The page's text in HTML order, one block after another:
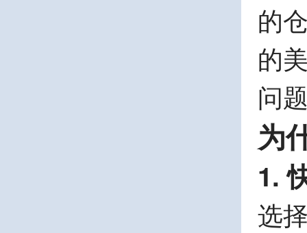
的
的
问
为
1.
选